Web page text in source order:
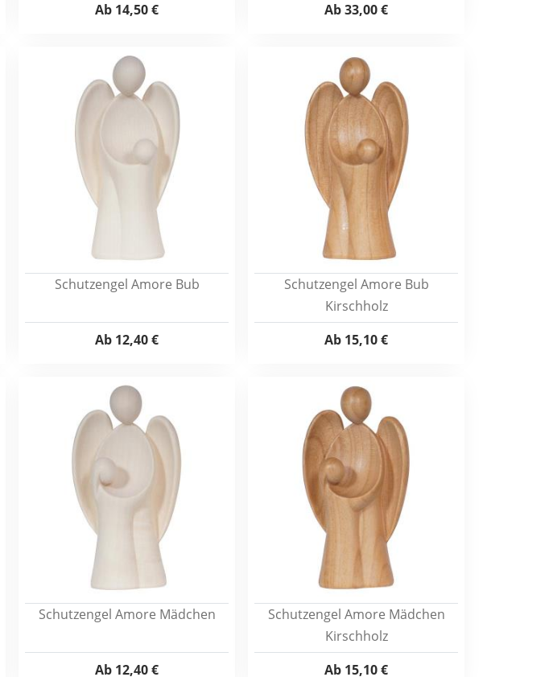
Ab 14,50 € Ab33,00 €
Schutzengel Amore Bub
Ab 12,40 €
Schutzengel Amore Bub
Kirschholz
Ab 15,10 €
Schutzengel Amore Mädchen
Ab 12,40 €
Schutzengel Amore Mädchen
Kirschholz
Ab 15,10 €